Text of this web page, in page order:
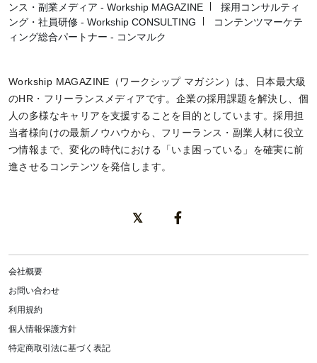
ンス・副業メディア - Workship MAGAZINE
採用コンサルティ
ング・社員研修 - Workship CONSULTING
コンテンツマーケテ
ィング総合パートナー - コンマルク
Workship MAGAZINE（ワークシップ マガジン）は、日本最大級
のHR・フリーランスメディアです。企業の採用課題を解決し、個
人の多様なキャリアを支援することを目的としています。採用担
当者様向けの最新ノウハウから、フリーランス・副業人材に役立
つ情報まで、変化の時代における「いま困っている」を確実に前
進させるコンテンツを発信します。
会社概要
お問い合わせ
利用規約
個人情報保護方針
特定商取引法に基づく表記